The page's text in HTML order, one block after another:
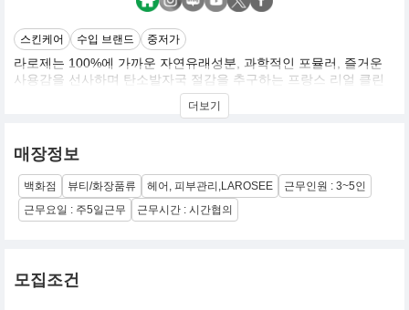
스킨케어 수입 브랜드 중저가
라로제는 100%에 가까운 자연유래성분, 과학적인 포뮬러, 즐거운
사용감을 선사하며 탄소발자국 절감을 추구하는 프랑스 리얼 클린
더보기
매장정보
백화점 뷰티/화장품류 헤어, 피부관리,LAROSEE
근무인원 : 3~5인
근무요일 : 주5일근무
근무시간 : 시간협의
모집조건